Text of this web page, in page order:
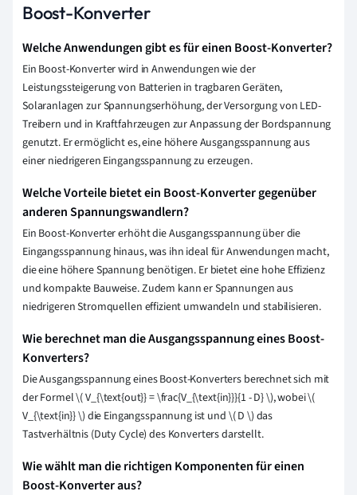
Boost-Konverter
Welche Anwendungen gibt es für einen Boost-Konverter?
Ein Boost-Konverter wird in Anwendungen wie der
Leistungssteigerung von Batterien in tragbaren Geräten,
Solaranlagen zur Spannungserhöhung, der Versorgung von LED-
Treibern und in Kraftfahrzeugen zur Anpassung der Bordspannung
genutzt. Er ermöglicht es, eine höhere Ausgangsspannung aus
einer niedrigeren Eingangsspannung zu erzeugen.
Welche Vorteile bietet ein Boost-Konverter gegenüber
anderen Spannungswandlern?
Ein Boost-Konverter erhöht die Ausgangsspannung über die
Eingangsspannung hinaus, was ihn ideal für Anwendungen macht,
die eine höhere Spannung benötigen. Er bietet eine hohe Effizienz
und kompakte Bauweise. Zudem kann er Spannungen aus
niedrigeren Stromquellen effizient umwandeln und stabilisieren.
Wie berechnet man die Ausgangsspannung eines Boost-
Konverters?
Die Ausgangsspannung eines Boost-Konverters berechnet sich mit
der Formel\( V_{\text{out}} =\frac{V_{\text{in}}}{1 - D}\), wobei\(
V_{\text{in}}\) die Eingangsspannung ist und \( D \) das
Tastverhältnis (Duty Cycle) des Konverters darstellt.
Wie wählt man die richtigen Komponenten für einen
Boost-Konverter aus?